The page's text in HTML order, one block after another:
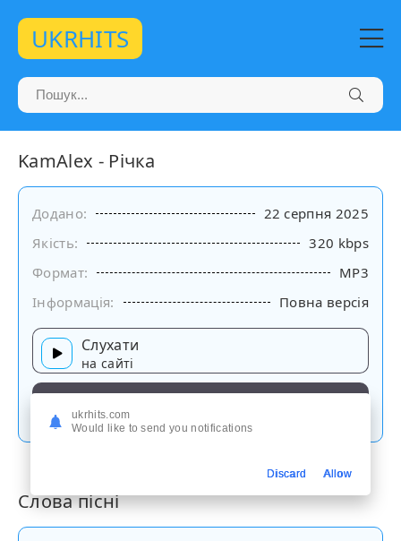
UKRHITS
KamAlex - Річка
Додано:
22 серпня 2025
Якість:
320 kbps
Формат:
MP3
Інформація:
Повна версія
Слухати
на сайті
Слова пісні
ukrhits.com
Would like to send you notifications
Discard Allow